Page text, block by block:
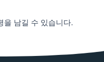
을 남길 수 있습니다.